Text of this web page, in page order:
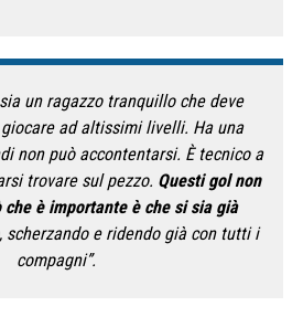
un ragazzo tranquillo che deve
ad altissimi livelli. Ha una
non può accontentarsi. È tecnico a
trovare sul pezzo. Questi gol non
è importante è che si sia già
, scherzando e ridendo già con tutti i
compagni”.